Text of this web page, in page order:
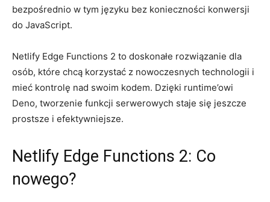
⁢bezpośrednio w tym⁣ języku ⁤bez⁤ konieczności⁤ konwersji
⁢do JavaScript.
Netlify Edge⁣ Functions⁤ 2 to doskonałe‌ rozwiązanie dla
‌osób, które chcą korzystać z ‍nowoczesnych technologii i
⁣mieć‍ kontrolę nad swoim kodem. ‍Dzięki​ runtime’owi
Deno, tworzenie funkcji⁢ serwerowych staje się jeszcze
prostsze i efektywniejsze.
Netlify Edge⁣ Functions 2: Co‍
nowego?